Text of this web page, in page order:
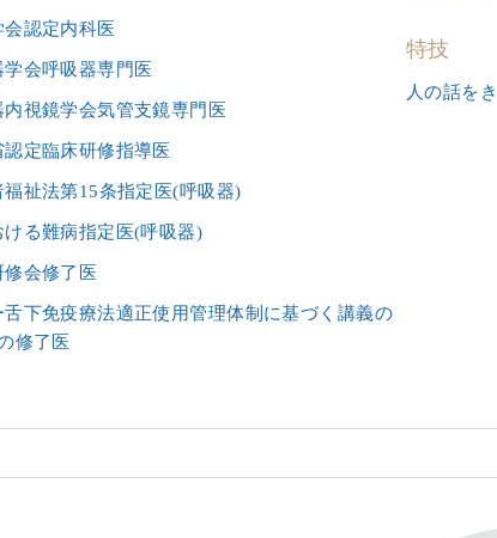
会認定内科医
学会呼吸器専門医
内視鏡学会気管支鏡専門医
認定臨床研修指導医
祉法第15条指定医(呼吸器)
ける難病指定医(呼吸器)
会修了医
舌下免疫療法適正使用管理体制に基づく講義の
修了医
特技
人の話を
していただくことで
お知らせや連絡を随
だいたり、診療予約を
事前にWEB問診をご入力頂
行うことができます。WEB問